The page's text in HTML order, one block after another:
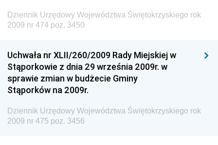
Dziennik Urzędowy Ministra Transportu, Budownictwa
i Gospodarki Morskiej
Dziennik Urzędowy Ministra Spraw Zagranicznych
Dziennik Urzędowy Centralnego Biura
Antykorupcyjnego
Wewnętrznego
Dziennik Urzędowy Urzędu Patentowego
Dziennik Urzędowy Województwa Świętokrzyskiego rok
2009 nr 474 poz. 3450
Uchwała nr XLII/260/2009 Rady Miejskiej w
Stąporkowie z dnia 29 września 2009r. w
sprawie zmian w budżecie Gminy
Stąporków na 2009r.
Dziennik Urzędowy Województwa Świętokrzyskiego rok
2009 nr 475 poz. 3456